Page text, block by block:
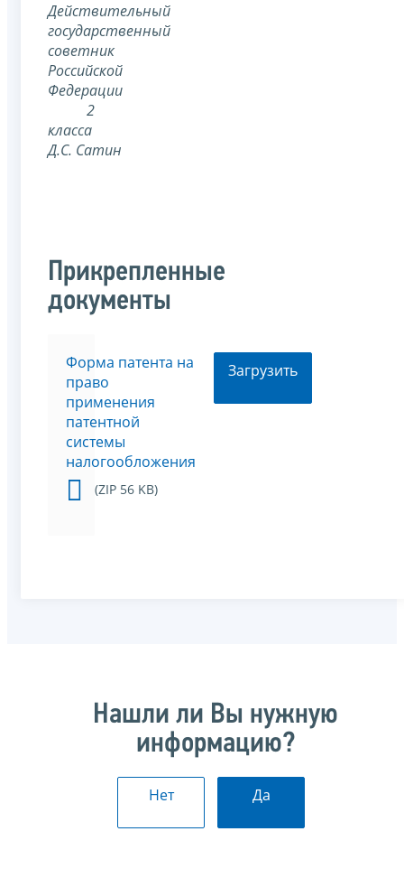
Действительный
государственный
советник
Российской
Федерации
2
класса
Д.С. Сатин
Прикрепленные
документы
Форма патента на
право
применения
патентной
системы
налогообложения
(ZIP 56 KB)
Загрузить
Нашли ли Вы нужную
информацию?
Нет Да